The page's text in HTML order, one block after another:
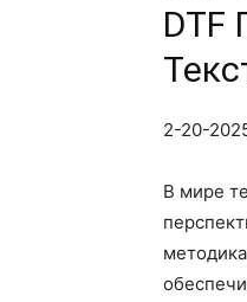
DTF
2-20-
В мире